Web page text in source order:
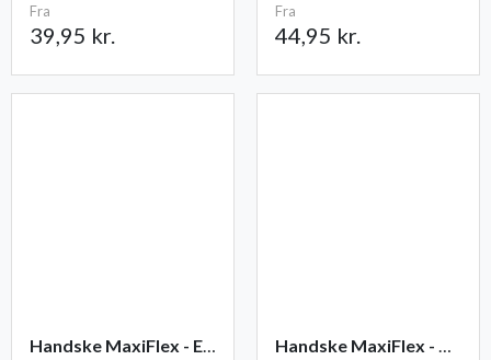
Fra
39,95 kr.
Fra
44,95 kr.
Handske MaxiFlex - Elite
Handske MaxiFlex - Cut